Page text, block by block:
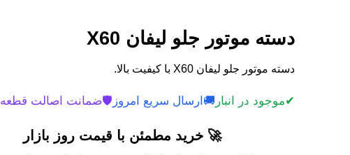
دسته موتور جلو لیفان X60
دسته موتور جلو لیفان X60 با کیفیت بالا.
✔موجود در انبار 🚚 ارسال سریع امروز 🛡️ضمانت اصالت قطعه
🚀 خرید مطمئن با قیمت روز بازار